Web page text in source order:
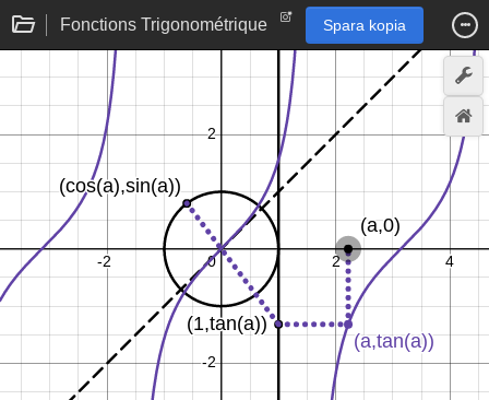
Fonctions Trigonométrique Spara kopia